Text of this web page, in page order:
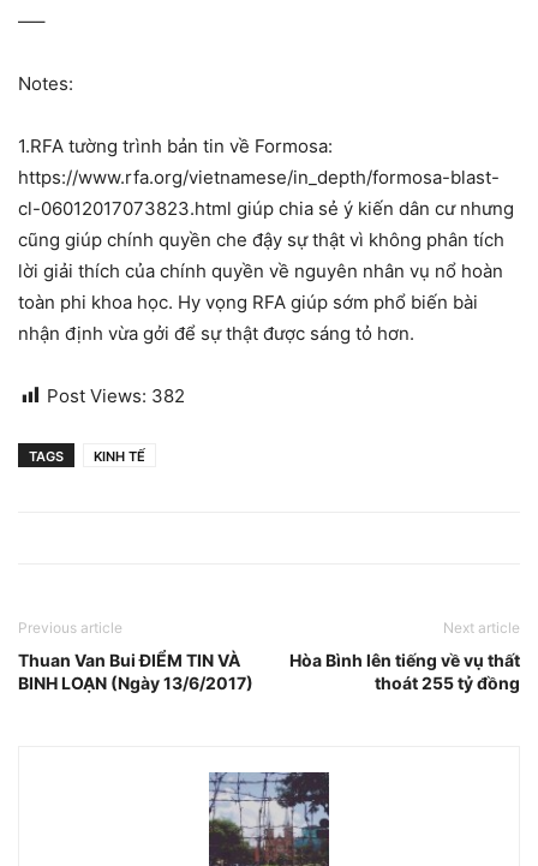
—–
Notes:
1.RFA tường trình bản tin về Formosa:
https://www.rfa.org/vietnamese/in_depth/formosa-blast-
cl-06012017073823.html giúp chia sẻ ý kiến dân cư nhưng
cũng giúp chính quyền che đậy sự thật vì không phân tích
lời giải thích của chính quyền về nguyên nhân vụ nổ hoàn
toàn phi khoa học. Hy vọng RFA giúp sớm phổ biến bài
nhận định vừa gởi để sự thật được sáng tỏ hơn.
Post Views: 382
TAGS KINH TẾ
Previous article
Thuan Van Bui ĐIỂM TIN VÀ
BINH LOẠN (Ngày 13/6/2017)
Next article
Hòa Bình lên tiếng về vụ thất
thoát 255 tỷ đồng